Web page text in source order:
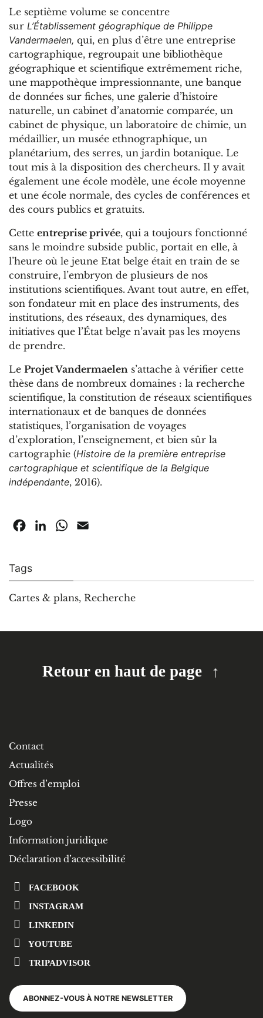
Le septième volume se concentre
sur L’Établissement géographique de Philippe
Vandermaelen, qui, en plus d’être une entreprise
cartographique, regroupait une bibliothèque
géographique et scientifique extrêmement riche,
une mappothèque impressionnante, une banque
de données sur fiches, une galerie d’histoire
naturelle, un cabinet d’anatomie comparée, un
cabinet de physique, un laboratoire de chimie, un
médaillier, un musée ethnographique, un
planétarium, des serres, un jardin botanique. Le
tout mis à la disposition des chercheurs. Il y avait
également une école modèle, une école moyenne
et une école normale, des cycles de conférences et
des cours publics et gratuits.
Cette entreprise privée, qui a toujours fonctionné
sans le moindre subside public, portait en elle, à
l’heure où le jeune Etat belge était en train de se
construire, l’embryon de plusieurs de nos
institutions scientifiques. Avant tout autre, en effet,
son fondateur mit en place des instruments, des
institutions, des réseaux, des dynamiques, des
initiatives que l’État belge n’avait pas les moyens
de prendre.
Le Projet Vandermaelen s’attache à vérifier cette
thèse dans de nombreux domaines : la recherche
scientifique, la constitution de réseaux scientifiques
internationaux et de banques de données
statistiques, l’organisation de voyages
d’exploration, l’enseignement, et bien sûr la
cartographie (Histoire de la première entreprise
cartographique et scientifique de la Belgique
indépendante, 2016).
FacebookLinkedInWhatsApp
Tags
Cartes & plans, Recherche
Retour en haut de page
Contact
Actualités
Offres d’emploi
Presse
Logo
Information juridique
Déclaration d’accessibilité
FACEBOOK
INSTAGRAM
LINKEDIN
YOUTUBE
TRIPADVISOR
ABONNEZ-VOUS À NOTRE NEWSLETTER